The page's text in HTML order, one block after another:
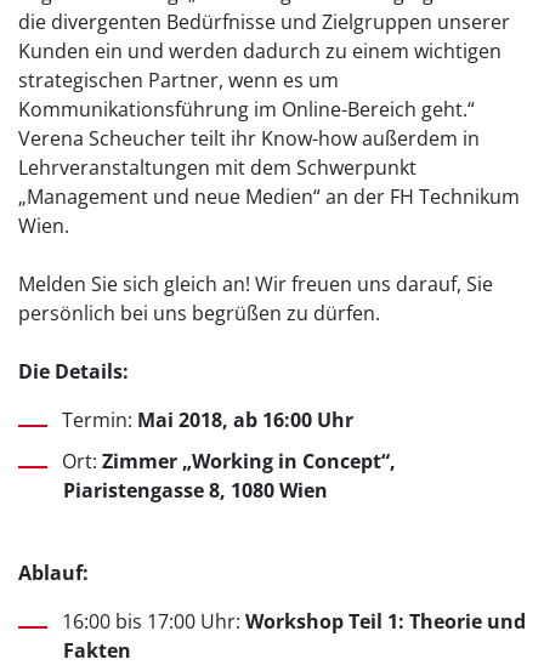
die divergenten Bedürfnisse und Zielgruppen unserer
Kunden ein und werden dadurch zu einem wichtigen
strategischen Partner, wenn es um
Kommunikationsführung im Online-Bereich geht.“
Verena Scheucher teilt ihr Know-how außerdem in
Lehrveranstaltungen mit dem Schwerpunkt
„Management und neue Medien“ an der FH Technikum
Wien.
Melden Sie sich gleich an! Wir freuen uns darauf, Sie
persönlich bei uns begrüßen zu dürfen.
Die Details:
Termin: Mai 2018, ab 16:00 Uhr
Ort: Zimmer „Working in Concept“,
Piaristengasse 8, 1080 Wien
Ablauf:
16:00 bis 17:00 Uhr: Workshop Teil 1: Theorie und
Fakten